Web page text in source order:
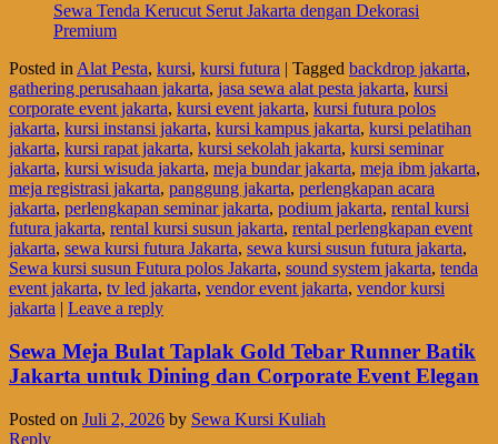
Sewa Tenda Kerucut Serut Jakarta dengan Dekorasi
Premium
Posted in Alat Pesta, kursi, kursi futura | Tagged backdrop jakarta,
gathering perusahaan jakarta, jasa sewa alat pesta jakarta, kursi
corporate event jakarta, kursi event jakarta, kursi futura polos
jakarta, kursi instansi jakarta, kursi kampus jakarta, kursi pelatihan
jakarta, kursi rapat jakarta, kursi sekolah jakarta, kursi seminar
jakarta, kursi wisuda jakarta, meja bundar jakarta, meja ibm jakarta,
meja registrasi jakarta, panggung jakarta, perlengkapan acara
jakarta, perlengkapan seminar jakarta, podium jakarta, rental kursi
futura jakarta, rental kursi susun jakarta, rental perlengkapan event
jakarta, sewa kursi futura Jakarta, sewa kursi susun futura jakarta,
Sewa kursi susun Futura polos Jakarta, sound system jakarta, tenda
event jakarta, tv led jakarta, vendor event jakarta, vendor kursi
jakarta | Leave a reply
Sewa Meja Bulat Taplak Gold Tebar Runner Batik
Jakarta untuk Dining dan Corporate Event Elegan
Posted on Juli 2, 2026 by Sewa Kursi Kuliah
Reply